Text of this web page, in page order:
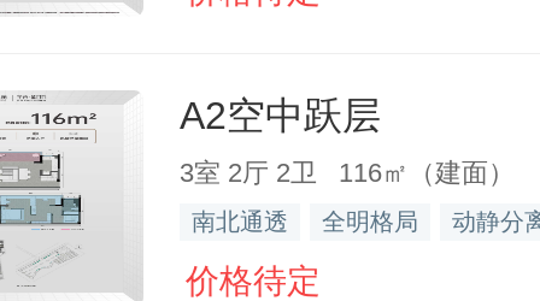
A2空中跃层
3室 2厅 2卫 116㎡（建面）
南北通透 全明格局 动静分
价格待定